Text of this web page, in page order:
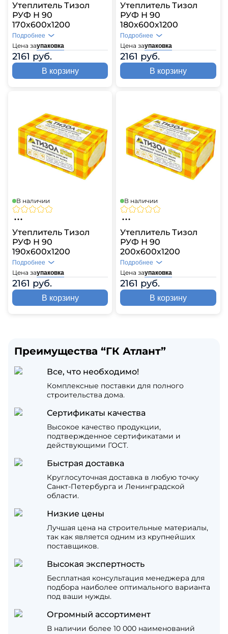
Утеплитель Тизол
РУФ Н 90
170х600х1200
Цена заупаковка
2161 руб.
Подробнее
В корзину
Утеплитель Тизол
РУФ Н 90
180х600х1200
Цена заупаковка
2161 руб.
Подробнее
В корзину
В наличии
Утеплитель Тизол
РУФ Н 90
190х600х1200
Цена заупаковка
2161 руб.
Подробнее
В корзину
В наличии
Утеплитель Тизол
РУФ Н 90
200х600х1200
Цена заупаковка
2161 руб.
Подробнее
В корзину
Преимущества “ГК Атлант”
Все, что необходимо!
Комплексные поставки для полного
строительства дома.
Сертификаты качества
Высокое качество продукции,
подтвержденное сертификатами и
действующими ГОСТ.
Быстрая доставка
Круглосуточная доставка в любую точку
Санкт-Петербурга и Ленинградской
области.
Низкие цены
Лучшая цена на строительные материалы,
так как является одним из крупнейших
поставщиков.
Высокая экспертность
Бесплатная консультация менеджера для
подбора наиболее оптимального варианта
под ваши нужды.
Огромный ассортимент
В наличии более 10 000 наименований